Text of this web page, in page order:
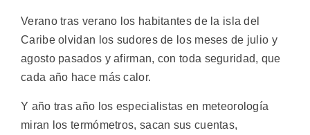
Verano tras verano los habitantes de la isla del
Caribe olvidan los sudores de los meses de julio y
agosto pasados y afirman, con toda seguridad, que
cada año hace más calor.
Y año tras año los especialistas en meteorología
miran los termómetros, sacan sus cuentas,